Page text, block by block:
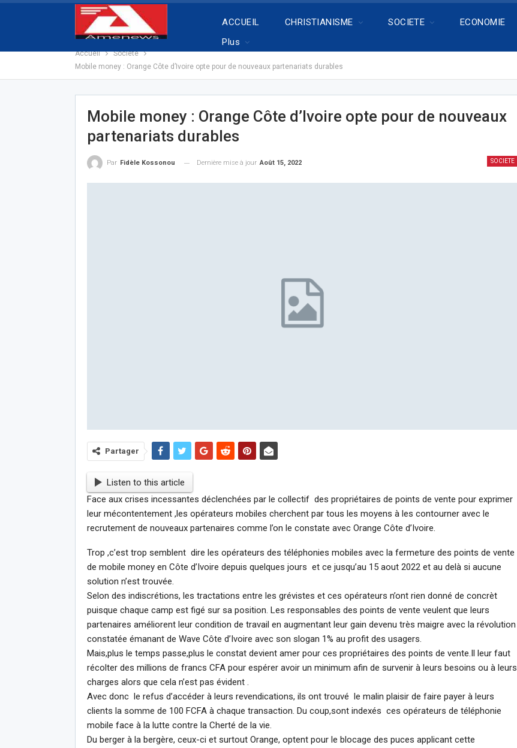
ACCUEIL CHRISTIANISME SOCIETE ECONOMIE
Plus
Accueil
Societe
Mobile money : Orange Côte d’Ivoire opte pour de nouveaux partenariats durables
Mobile money : Orange Côte d’Ivoire opte pour de nouveaux
partenariats durables
SOCIETE
Par Fidèle Kossonou Dernière mise à jour Août 15, 2022
Partager
Listen to this article
Face aux crises incessantes déclenchées par le collectif des propriétaires de points de vente pour exprimer
leur mécontentement ,les opérateurs mobiles cherchent par tous les moyens à les contourner avec le
recrutement de nouveaux partenaires comme l’on le constate avec Orange Côte d’Ivoire.
Trop ,c’est trop semblent dire les opérateurs des téléphonies mobiles avec la fermeture des points de vente
de mobile money en Côte d’Ivoire depuis quelques jours et ce jusqu’au 15 aout 2022 et au delà si aucune
solution n’est trouvée.
Selon des indiscrétions, les tractations entre les grévistes et ces opérateurs n’ont rien donné de concrèt
puisque chaque camp est figé sur sa position. Les responsables des points de vente veulent que leurs
partenaires améliorent leur condition de travail en augmentant leur gain devenu très maigre avec la révolution
constatée émanant de Wave Côte d’Ivoire avec son slogan 1% au profit des usagers.
Mais,plus le temps passe,plus le constat devient amer pour ces propriétaires des points de vente.Il leur faut
récolter des millions de francs CFA pour espérer avoir un minimum afin de survenir à leurs besoins ou à leurs
charges alors que cela n’est pas évident .
Avec donc le refus d’accéder à leurs revendications, ils ont trouvé le malin plaisir de faire payer à leurs
clients la somme de 100 FCFA à chaque transaction. Du coup,sont indexés ces opérateurs de téléphonie
mobile face à la lutte contre la Cherté de la vie.
Du berger à la bergère, ceux-ci et surtout Orange, optent pour le blocage des puces applicant cette